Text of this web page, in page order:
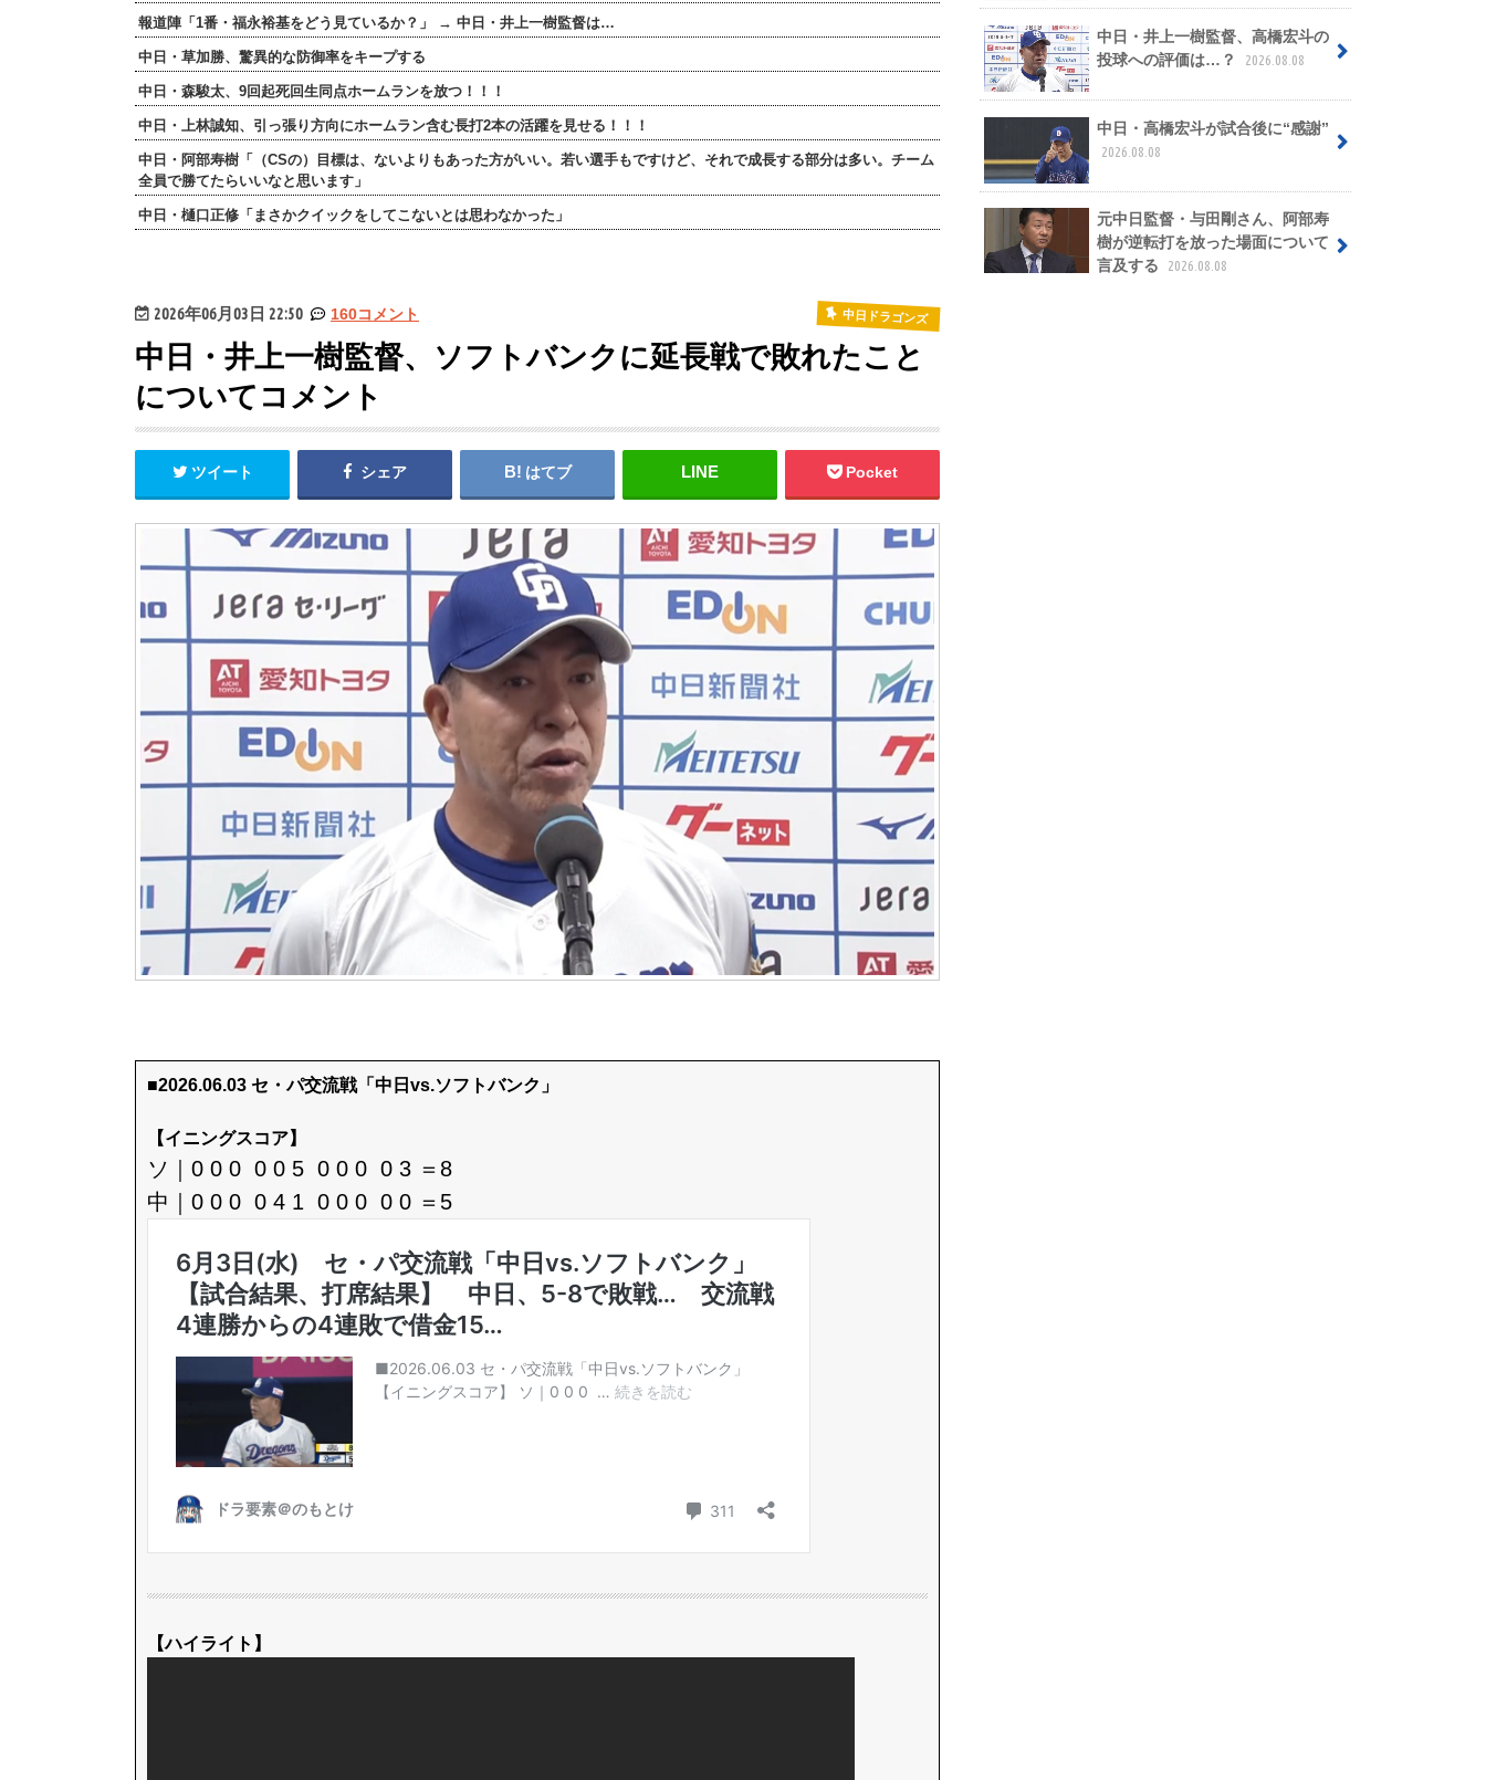
報道陣「1番・福永裕基をどう見ているか？」 → 中日・井上一樹監督は…
中日・草加勝、驚異的な防御率をキープする
中日・森駿太、9回起死回生同点ホームランを放つ！！！
中日・上林誠知、引っ張り方向にホームラン含む長打2本の活躍を見せる！！！
中日・阿部寿樹「（CSの）目標は、ないよりもあった方がいい。若い選手もですけど、それで成長する部分は多い。チーム
全員で勝てたらいいなと思います」
中日・樋口正修「まさかクイックをしてこないとは思わなかった」
2026年06月03日 22:50 160コメント 中日ドラゴンズ
中日・井上一樹監督、ソフトバンクに延長戦で敗れたこと
についてコメント
ツイート シェア はてブ Pocket
■2026.06.03 セ・パ交流戦「中日vs.ソフトバンク」
【イニングスコア】
ソ｜0 0 0 0 0 5 0 0 0 0 3 ＝8
中｜0 0 0 0 4 1 0 0 0 0 0 ＝5
【ハイライト】
中日・井上一樹監督、高橋宏斗の
投球への評価は…？
2026.08.08
中日・高橋宏斗が試合後に“感謝”
2026.08.08
元中日監督・与田剛さん、阿部寿
樹が逆転打を放った場面について
言及する
2026.08.08